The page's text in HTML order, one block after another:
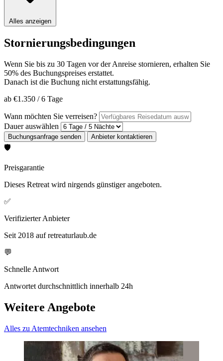
Alles anzeigen
Stornierungsbedingungen
Wenn Sie bis zu 30 Tagen vor der Anreise stornieren, erhalten Sie
50% des Buchungspreises erstattet.
Danach ist die Buchung nicht erstattungsfähig.
ab €1.350 /6 Tage
Wann möchten Sie verreisen?
Dauer auswählen
🛡️
Preisgarantie
Dieses Retreat wird nirgends günstiger angeboten.
✅
Verifizierter Anbieter
Seit 2018 auf retreaturlaub.de
💬
Schnelle Antwort
Antwortet durchschnittlich innerhalb 24h
Weitere Angebote
Alles zu Atemtechniken ansehen